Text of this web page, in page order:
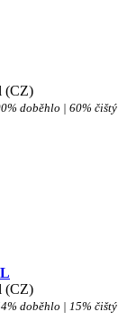
(CZ)
doběhlo | 60% čištý
(CZ)
doběhlo | 15% čištý